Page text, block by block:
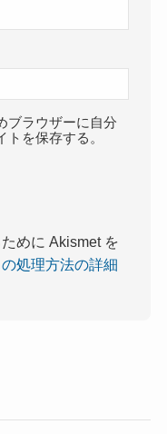
ブラウザーに自分
を保存する。
めに Akismet を
処理方法の詳細